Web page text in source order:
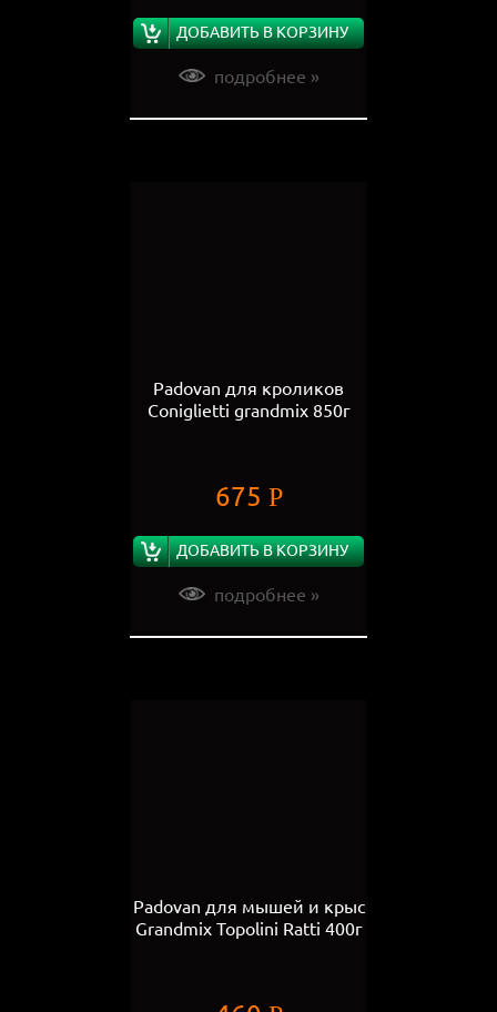
ДОБАВИТЬ В КОРЗИНУ
подробнее »
Padovan для кроликов
Coniglietti grandmix 850г
675 Р
ДОБАВИТЬ В КОРЗИНУ
подробнее »
Padovan для мышей и крыс
Grandmix Topolini Ratti 400г